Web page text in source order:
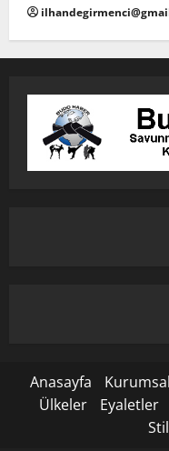
Anasayfa Kurumsal
Ülkeler
Eyaletler